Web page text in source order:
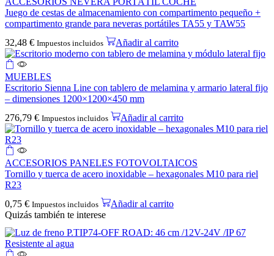
Juego de cestas de almacenamiento con compartimento pequeño +
compartimento grande para neveras portátiles TA55 y TAW55
32,48 € Impuestos incluidos Añadir al carrito
MUEBLES
Escritorio Sienna Line con tablero de melamina y armario lateral fijo
– dimensiones 1200×1200×450 mm
276,79 € Impuestos incluidos Añadir al carrito
ACCESORIOS PANELES FOTOVOLTAICOS
Tornillo y tuerca de acero inoxidable – hexagonales M10 para riel
R23
0,75 € Impuestos incluidos
Añadir al carrito
Quizás también te interese